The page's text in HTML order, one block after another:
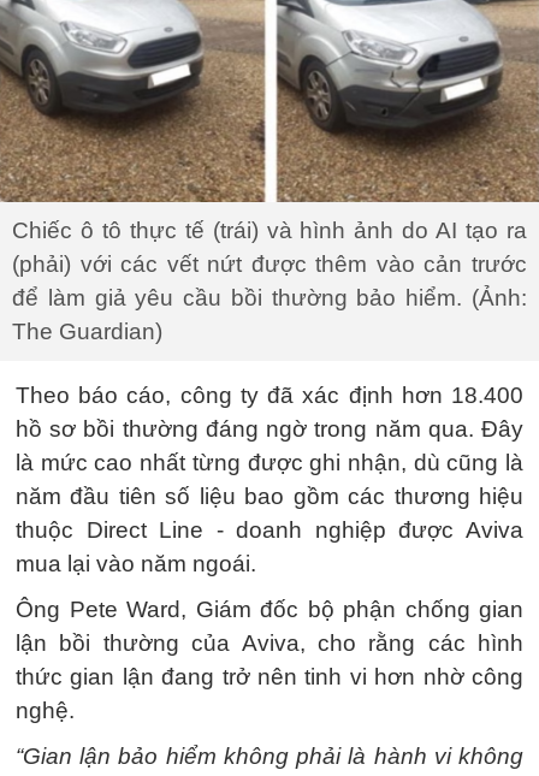
Chiếc ô tô thực tế (trái) và hình ảnh do AI tạo ra
(phải) với các vết nứt được thêm vào cản trước
để làm giả yêu cầu bồi thường bảo hiểm. (Ảnh:
The Guardian)
Theo báo cáo, công ty đã xác định hơn 18.400
hồ sơ bồi thường đáng ngờ trong năm qua. Đây
là mức cao nhất từng được ghi nhận, dù cũng là
năm đầu tiên số liệu bao gồm các thương hiệu
thuộc Direct Line - doanh nghiệp được Aviva
mua lại vào năm ngoái.
Ông Pete Ward, Giám đốc bộ phận chống gian
lận bồi thường của Aviva, cho rằng các hình
thức gian lận đang trở nên tinh vi hơn nhờ công
nghệ.
“Gian lận bảo hiểm không phải là hành vi không